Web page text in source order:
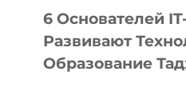
6 Основателей
Развивают
Образование